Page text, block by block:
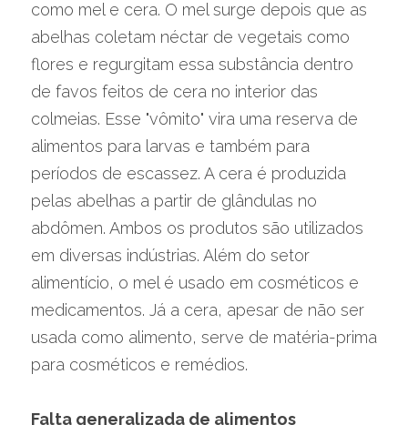
como mel e cera. O mel surge depois que as
abelhas coletam néctar de vegetais como
flores e regurgitam essa substância dentro
de favos feitos de cera no interior das
colmeias. Esse "vômito" vira uma reserva de
alimentos para larvas e também para
períodos de escassez. A cera é produzida
pelas abelhas a partir de glândulas no
abdômen. Ambos os produtos são utilizados
em diversas indústrias. Além do setor
alimentício, o mel é usado em cosméticos e
medicamentos. Já a cera, apesar de não ser
usada como alimento, serve de matéria-prima
para cosméticos e remédios.
Falta generalizada de alimentos